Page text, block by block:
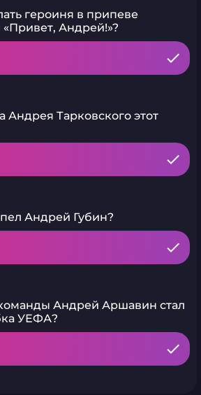
героиня в припеве
Андрей!»?
Андрея Тарковского этот
Андрей Губин?
Андрей Аршавин стал
УЕФА?